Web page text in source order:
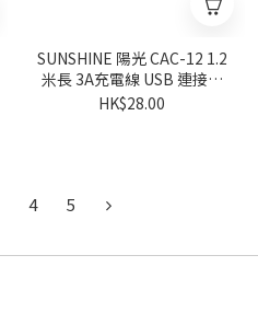
SUNSHINE 陽光 CAC-12 1.2
米長 3A充電線 USB 連接線
USB-A 轉 USB-C
HK$28.00
4 5